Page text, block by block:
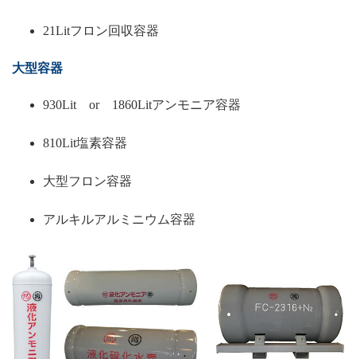
21Litフロン回収容器
大型容器
930Lit or 1860Litアンモニア容器
810Lit塩素容器
大型フロン容器
アルキルアルミニウム容器